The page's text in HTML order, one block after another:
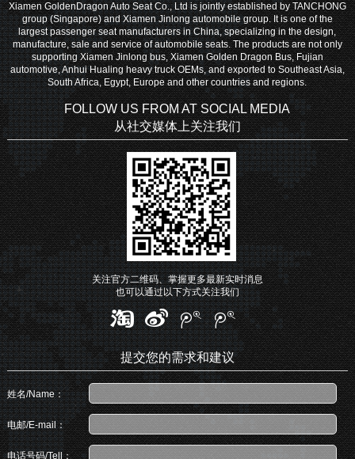
Xiamen GoldenDragon Auto Seat Co., Ltd is jointly established by TANCHONG
group (Singapore) and Xiamen Jinlong automobile group. It is one of the
largest passenger seat manufacturers in China, specializing in the design,
manufacture, sale and service of automobile seats. The products are not only
supporting Xiamen Jinlong bus, Xiamen Golden Dragon Bus, Fujian
automotive, Anhui Hualing heavy truck OEMs, and exported to Southeast Asia,
South Africa, Egypt, Europe and other countries and regions.
FOLLOW US FROM AT SOCIAL MEDIA
从社交媒体上关注我们
关注官方二维码、掌握更多最新实时消息
也可以通过以下方式关注我们
提交您的需求和建议
姓名/Name：
电邮/E-mail：
电话号码/Tell：